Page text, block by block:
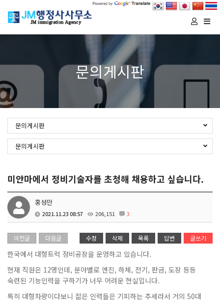
문의게시판
문의게시판
문의게시판
미얀마에서 정비기술자를 초청해 채용하고 싶습니다.
홍성만
2021.11.23 08:57 206,151 3
이전글 다음글 수정 삭제 목록 답변 글쓰기
한국에서 대형트럭 정비공장을 운영하고 있습니다.
현재 직원은 12명인데, 분야별로 엔진, 하체, 전기, 판금, 도장 등등
숙련된 기능인력을 구하기가 너무 어려운 현실입니다.
특히 대형차량이다보니 젊은 인력들은 기피하는 추세라서 거의 50대